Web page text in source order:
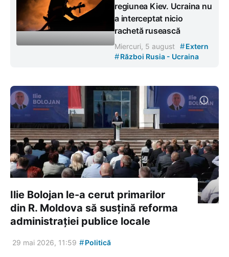
regiunea Kiev. Ucraina nu
a interceptat nicio
rachetă rusească
Miercuri, 5 august #Extern
#Război Rusia - Ucraina
Ilie Bolojan le-a cerut primarilor
din R. Moldova să susțină reforma
administrației publice locale
29 mai 2026, 11:59 #Politică